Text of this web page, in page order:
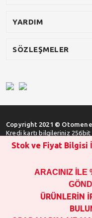
YARDIM
SÖZLEŞMELER
Copyright 2021 ©
Kredi kartı bilgileriniz 256bit
SATIN
STOK
1000 TL VE
OPAR MARKA VE
Stok ve Fiyat Bilgisi
ARACINIZ İLE
ÜRÜNLERİN